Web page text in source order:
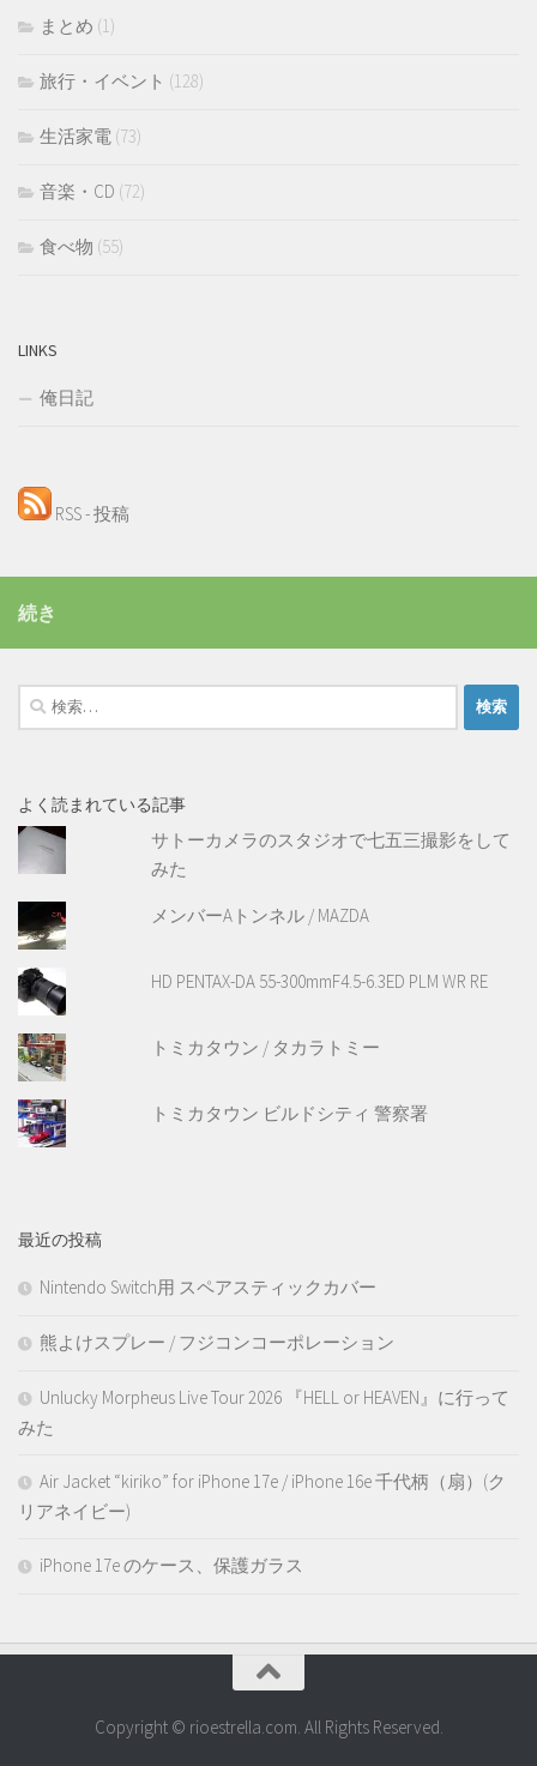
まとめ (1)
旅行・イベント (128)
生活家電 (73)
音楽・CD (72)
食べ物 (55)
LINKS
俺日記
RSS - 投稿
続き
検
索:
よく読まれている記事
サトーカメラのスタジオで七五三撮影をして
みた
メンバーAトンネル / MAZDA
HD PENTAX-DA 55-300mmF4.5-6.3ED PLM WR RE
トミカタウン / タカラトミー
トミカタウン ビルドシティ 警察署
最近の投稿
Nintendo Switch用 スペアスティックカバー
熊よけスプレー / フジコンコーポレーション
Unlucky Morpheus Live Tour 2026 『HELL or HEAVEN』に行って
みた
Air Jacket “kiriko” for iPhone 17e / iPhone 16e 千代柄（扇）(ク
リアネイビー)
iPhone 17e のケース、保護ガラス
Copyright © rioestrella.com. All Rights Reserved.